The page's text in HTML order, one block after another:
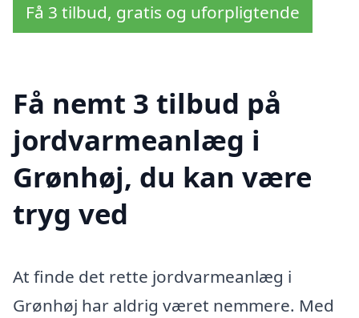
Få 3 tilbud, gratis og uforpligtende
Få nemt 3 tilbud på
jordvarmeanlæg i
Grønhøj, du kan være
tryg ved
At finde det rette jordvarmeanlæg i
Grønhøj har aldrig været nemmere. Med